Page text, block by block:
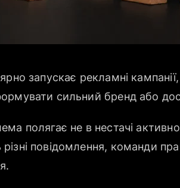
запускає рекламні
сильний бренд або
полягає не в нестачі
повідомлення, команди